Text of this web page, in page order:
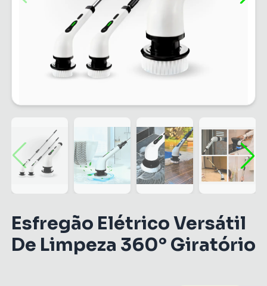
Esfregão Elétrico Versátil
De Limpeza 360° Giratório